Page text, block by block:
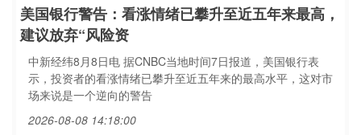
美国银行警告：看涨情绪已攀升至近五年来最高，
建议放弃“风险资
中新经纬8月8日电 据CNBC当地时间7日报道，美国银行表
示，投资者的看涨情绪已攀升至近五年来的最高水平，这对市
场来说是一个逆向的警告
2026-08-08 14:18:00